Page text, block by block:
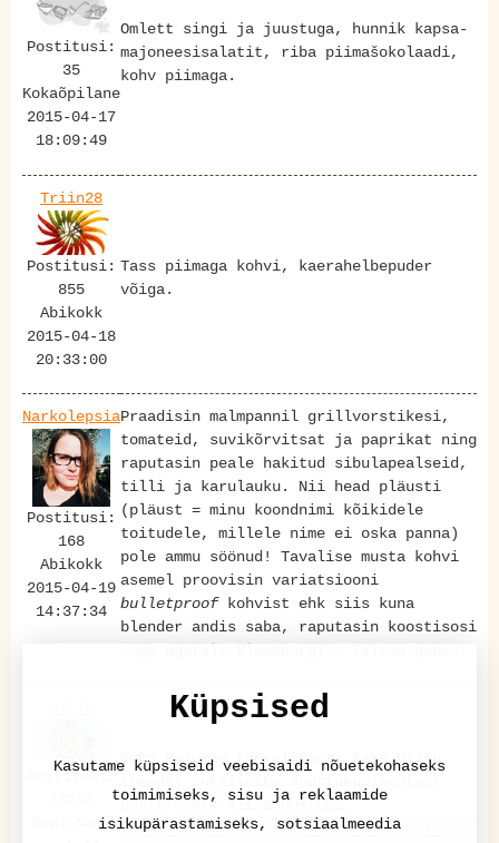
Postitusi:
35
Kokaõpilane
2015-04-17
18:09:49
Omlett singi ja juustuga, hunnik kapsa-
majoneesisalatit, riba piimašokolaadi,
kohv piimaga.
Triin28
Postitusi:
855
Abikokk
2015-04-18
20:33:00
Tass piimaga kohvi, kaerahelbepuder
võiga.
Narkolepsia
Postitusi:
168
Abikokk
2015-04-19
14:37:34
Praadisin malmpannil grillvorstikesi,
tomateid, suvikõrvitsat ja paprikat ning
raputasin peale hakitud sibulapealseid,
tilli ja karulauku. Nii head pläusti
(pläust = minu koondnimi kõikidele
toitudele, millele nime ei oska panna)
pole ammu söönud! Tavalise musta kohvi
asemel proovisin variatsiooni
bulletproofkohvist ehk siis kuna
blender andis saba, raputasin koostisosi
Postitusi:
Nami-Nami
Kohv Pajumäe toorpiimaga, kaks viilu
pärit noore kitsejuustuga.
Nami-Nami.eeja Nami-Nami.blogspot.com
Küpsised
Kasutame küpsiseid veebisaidi nõuetekohaseks
toimimiseks, sisu ja reklaamide
isikupärastamiseks, sotsiaalmeedia